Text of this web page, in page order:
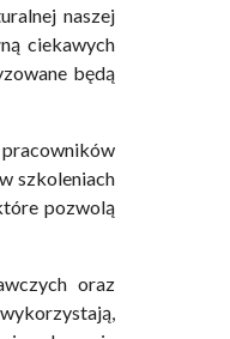
naszej
ciekawych
będą
szkoleniach
pozwolą
oraz